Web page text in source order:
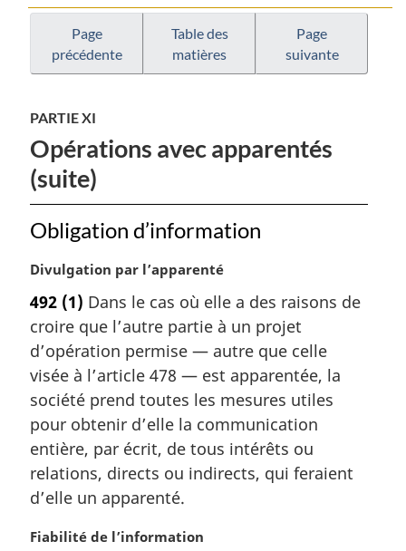
sur
les
sociétés
de
de
Loi
sur
les
sociétés
et
Loi
les
sociétés
et
Page
précédente
Table des
matières
Page
suivante
PARTIE XI
Opérations avec apparentés
(suite)
Obligation d’information
N
t
e
m
a
g
i
n
a
e
:
Divulgation par l’apparenté
492 (1) Dans le cas où elle a des raisons de
croire que l’autre partie à un projet
d’opération permise — autre que celle
visée à l’article 478 — est apparentée, la
société prend toutes les mesures utiles
pour obtenir d’elle la communication
entière, par écrit, de tous intérêts ou
relations, directs ou indirects, qui feraient
d’elle un apparenté.
N
Fiabilité de l’information